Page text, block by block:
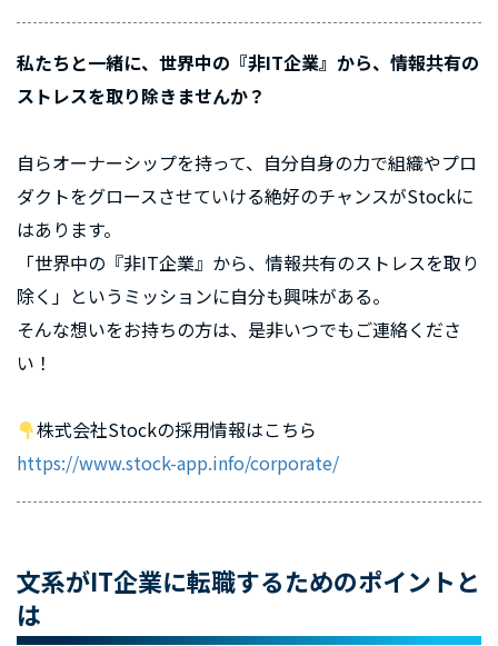
私たちと一緒に、世界中の『非IT企業』から、情報共有の
ストレスを取り除きませんか？
自らオーナーシップを持って、自分自身の力で組織やプロ
ダクトをグロースさせていける絶好のチャンスがStockに
はあります。
「世界中の『非IT企業』から、情報共有のストレスを取り
除く」というミッションに自分も興味がある。
そんな想いをお持ちの方は、是非いつでもご連絡くださ
い！
株式会社Stockの採用情報はこちら
https://www.stock-app.info/corporate/
文系がIT企業に転職するためのポイントと
は